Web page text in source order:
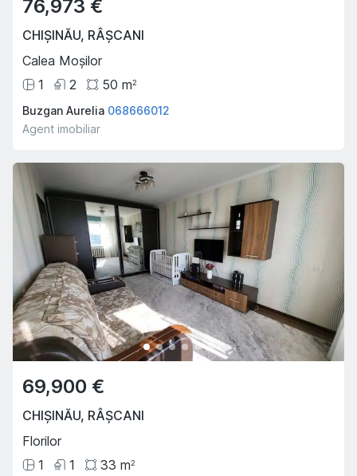
76,973 €
CHIȘINĂU, RÂȘCANI
Calea Moșilor
1
2 50 m2
Buzgan Aurelia 068666012
Agent imobiliar
69,900 €
CHIȘINĂU, RÂȘCANI
Florilor
1
1 33 m2